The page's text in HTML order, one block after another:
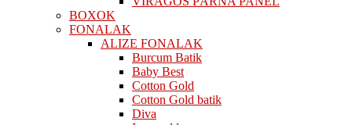
BOXOK
FONALAK
ALIZE FONALAK
Burcum Batik
Baby Best
Cotton Gold
Cotton Gold batik
Diva